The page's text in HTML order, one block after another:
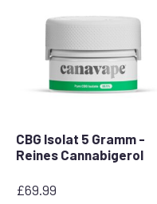
CBG Isolat 5 Gramm -
Reines Cannabigerol
£69.99